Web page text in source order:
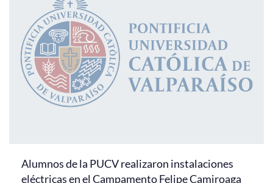
Alumnos de la PUCV realizaron instalaciones
eléctricas en el Campamento Felipe Camiroaga